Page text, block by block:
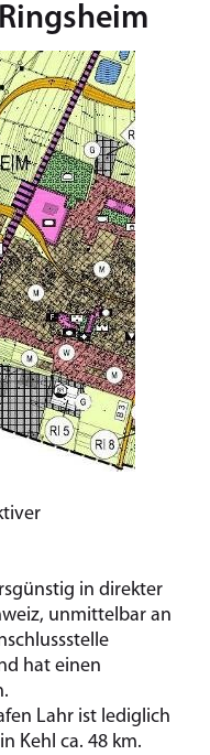
in direkter
unmittelbar an
hat einen
Lahr ist lediglich
Kehl ca. 48 km.